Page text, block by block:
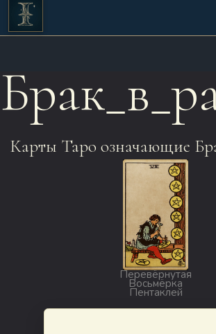
Карты Таро означающие
Перевёрнутая
Восьмёрка
Пентаклей